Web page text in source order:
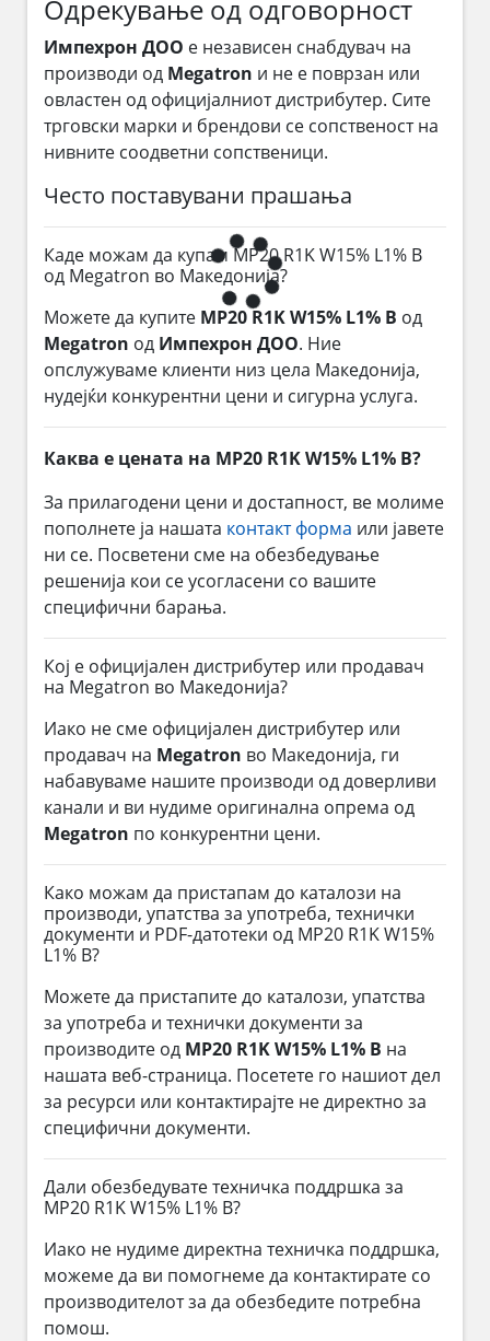
Одрекување од одговорност
Импехрон ДОО е независен снабдувач на
производи од Megatron и не е поврзан или
овластен од официјалниот дистрибутер. Сите
трговски марки и брендови се сопственост на
нивните соодветни сопственици.
Често поставувани прашања
Каде можам да купам MP20 R1K W15% L1% B
од Megatron во Македонија?
Можете да купите MP20 R1K W15% L1% B од
Megatron од Импехрон ДОО. Ние
опслужуваме клиенти низ цела Македонија,
нудејќи конкурентни цени и сигурна услуга.
Каква е цената на MP20 R1K W15% L1% B?
За прилагодени цени и достапност, ве молиме
пополнете ја нашата контакт форма или јавете
ни се. Посветени сме на обезбедување
решенија кои се усогласени со вашите
специфични барања.
Кој е официјален дистрибутер или продавач
на Megatron во Македонија?
Иако не сме официјален дистрибутер или
продавач на Megatron во Македонија, ги
набавуваме нашите производи од доверливи
канали и ви нудиме оригинална опрема од
Megatron по конкурентни цени.
Како можам да пристапам до каталози на
производи, упатства за употреба, технички
документи и PDF-датотеки од MP20 R1K W15%
L1% B?
Можете да пристапите до каталози, упатства
за употреба и технички документи за
производите од MP20 R1K W15% L1% B на
нашата веб-страница. Посетете го нашиот дел
за ресурси или контактирајте не директно за
специфични документи.
Дали обезбедувате техничка поддршка за
MP20 R1K W15% L1% B?
Иако не нудиме директна техничка поддршка,
можеме да ви помогнеме да контактирате со
производителот за да обезбедите потребна
помош.